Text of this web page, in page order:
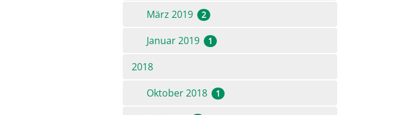
März 2019 2
Januar 2019 1
2018
Oktober 2018
1